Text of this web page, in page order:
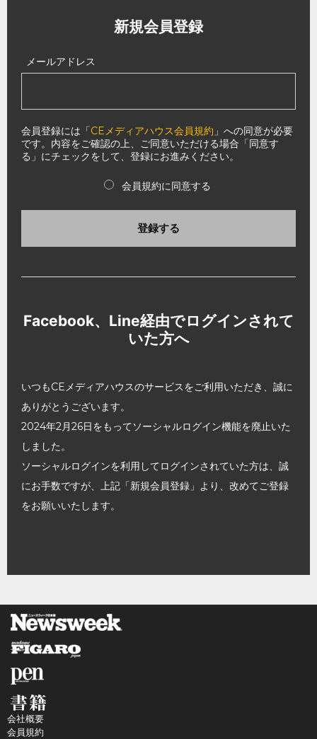
新規会員登録
メールアドレス
会員登録には「CEメディアハウス会員規約 」への同意が必要
です。内容をご確認の上、ご同意いただける場合「同意す
る」にチェックをして、登録にお進みください。
会員規約に同意する
登録する
Facebook、Line経由でログインされて
いた方へ
いつもCEメディアハウスのサービスをご利用いただき、誠に
ありがとうございます。
2024年2月26日をもってソーシャルログイン機能を廃止いた
しました。
ソーシャルログインを利用してログインされていた方は、誠
にお手数ですが、上記「新規会員登録」より、改めてご登録
をお願いいたします。
会社概要
会員規約